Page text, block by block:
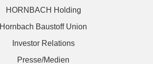
HORNBACH Holding
Hornbach Baustoff Union
Investor Relations
Presse/Medien